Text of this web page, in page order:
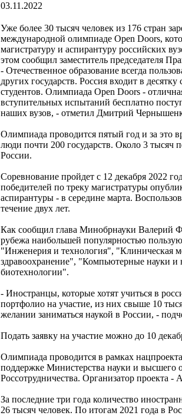
03.11.2022
Уже более 30 тысяч человек из 176 стран
международной олимпиаде Open Doors,
магистратуру и аспирантуру российских
этом сообщил заместитель председателя
- Отечественное образование всегда
других государств. Россия входит в
студентов. Олимпиада Open Doors -
вступительных испытаний бесплатно
наших вузов, - отметил Дмитрий
Олимпиада проводится пятый год и за это
люди почти 200 государств. Около 3 тысяч
России.
Соревнование пройдет с 12 декабря 2022
победителей по треку магистратуры
аспирантуры - в середине марта.
течение двух лет.
Как сообщил глава Минобрнауки Валерий
рубежа наибольшей популярностью
"Инженерия и технология", "Клиническая
здравоохранение", "Компьютерные науки
биотехнологии".
- Иностранцы, которые хотят учиться в
портфолио на участие, из них свыше 10
желании заниматься наукой в России, -
Подать заявку на участие можно до 10
Олимпиада проводится в рамках
поддержке Министерства науки и высшего
Россотрудничества. Организатор проекта
За последние три года количество
26 тысяч человек. По итогам 2021 года в